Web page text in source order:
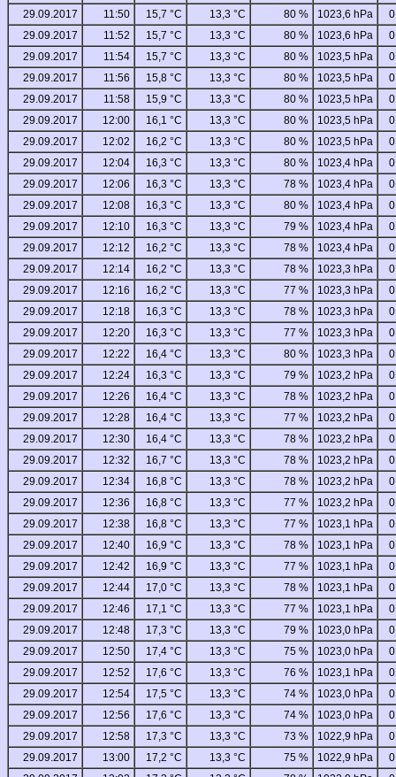
29.09.2017
11:50 15,7 °C 13,3 °C 80 % 1023,6 hPa
29.09.2017
11:52 15,7 °C 13,3 °C 80 % 1023,6 hPa
29.09.2017
11:54 15,7 °C 13,3 °C 80 % 1023,5 hPa
29.09.2017
11:56 15,8 °C 13,3 °C 80 % 1023,5 hPa
29.09.2017
11:58 15,9 °C 13,3 °C 80 % 1023,5 hPa
29.09.2017
12:00 16,1 °C 13,3 °C 80 % 1023,5 hPa
29.09.2017
12:02 16,2 °C 13,3 °C 80 % 1023,5 hPa
29.09.2017
12:04 16,3 °C 13,3 °C 80 % 1023,4 hPa
29.09.2017
12:06 16,3 °C 13,3 °C 78 % 1023,4 hPa
29.09.2017
12:08 16,3 °C 13,3 °C 80 % 1023,4 hPa
29.09.2017
12:10 16,3 °C 13,3 °C 79 % 1023,4 hPa
29.09.2017
12:12 16,2 °C 13,3 °C 78 % 1023,4 hPa
29.09.2017
12:14 16,2 °C 13,3 °C 78 % 1023,3 hPa
29.09.2017
12:16 16,2 °C 13,3 °C 77 % 1023,3 hPa
29.09.2017
12:18 16,3 °C 13,3 °C 78 % 1023,3 hPa
29.09.2017
12:20 16,3 °C 13,3 °C 77 % 1023,3 hPa
29.09.2017
12:22 16,4 °C 13,3 °C 80 % 1023,3 hPa
29.09.2017
12:24 16,3 °C 13,3 °C 79 % 1023,2 hPa
29.09.2017
12:26 16,4 °C 13,3 °C 78 % 1023,2 hPa
29.09.2017
12:28 16,4 °C 13,3 °C 77 % 1023,2 hPa
29.09.2017
12:30 16,4 °C 13,3 °C 78 % 1023,2 hPa
29.09.2017
12:32 16,7 °C 13,3 °C 78 % 1023,2 hPa
29.09.2017
12:34 16,8 °C 13,3 °C 78 % 1023,2 hPa
29.09.2017
12:36 16,8 °C 13,3 °C 77 % 1023,2 hPa
29.09.2017
12:38 16,8 °C 13,3 °C 77 % 1023,1 hPa
29.09.2017
12:40 16,9 °C 13,3 °C 78 % 1023,1 hPa
29.09.2017
12:42 16,9 °C 13,3 °C 77 % 1023,1 hPa
29.09.2017
12:44 17,0 °C 13,3 °C 78 % 1023,1 hPa
29.09.2017
12:46 17,1 °C 13,3 °C 77 % 1023,1 hPa
29.09.2017
12:48 17,3 °C 13,3 °C 79 % 1023,0 hPa
29.09.2017
12:50 17,4 °C 13,3 °C 75 % 1023,0 hPa
29.09.2017
12:52 17,6 °C 13,3 °C 76 % 1023,1 hPa
29.09.2017
12:54 17,5 °C 13,3 °C 74 % 1023,0 hPa
29.09.2017
12:56 17,6 °C 13,3 °C 74 % 1023,0 hPa
29.09.2017
12:58 17,3 °C 13,3 °C 73 % 1022,9 hPa
29.09.2017
13:00 17,2 °C 13,3 °C 75 % 1022,9 hPa